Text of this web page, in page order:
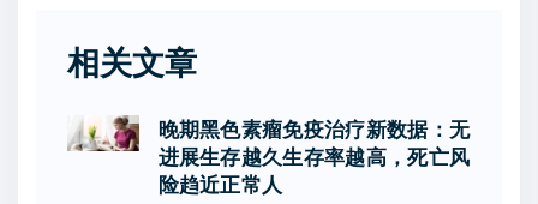
相关文章
晚期黑色素瘤免疫治疗新数据：无
进展生存越久生存率越高，死亡风
险趋近正常人